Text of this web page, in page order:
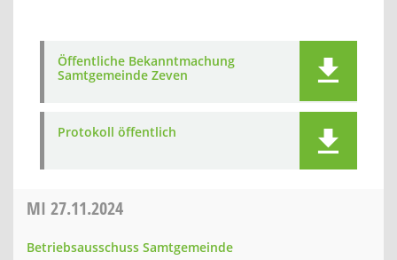
Öffentliche Bekanntmachung
Samtgemeinde Zeven
Protokoll öffentlich
MI 27.11.2024
Betriebsausschuss Samtgemeinde